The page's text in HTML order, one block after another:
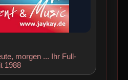
morgen ... Ihr Full-
1988